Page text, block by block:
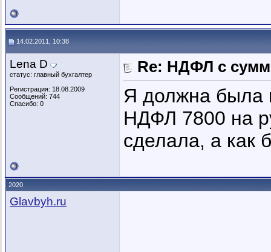
14.02.2011, 10:38
Lena D
статус: главный бухгалтер
Регистрация: 18.08.2009
Сообщений: 744
Спасибо: 0
Re: НДФЛ с
Я должна была
НДФЛ 7800 на
сделала, а как
2020
Glavbyh.ru